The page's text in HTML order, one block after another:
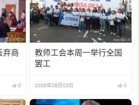
弃商
0
教师工会本周一举行全国
罢工
2026年08月03日 0